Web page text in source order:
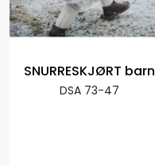
SNURRESKJØRT barn
DSA 73-47